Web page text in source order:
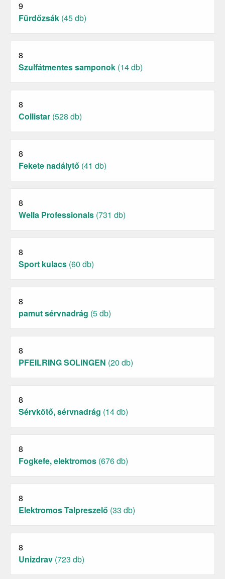
9
Fürdőzsák (45 db)
8
Szulfátmentes samponok (14 db)
8
Collistar (528 db)
8
Fekete nadálytő (41 db)
8
Wella Professionals (731 db)
8
Sport kulacs (60 db)
8
pamut sérvnadrág (5 db)
8
PFEILRING SOLINGEN (20 db)
8
Sérvkötő, sérvnadrág (14 db)
8
Fogkefe, elektromos (676 db)
8
Elektromos Talpreszelő (33 db)
8
Unizdrav (723 db)